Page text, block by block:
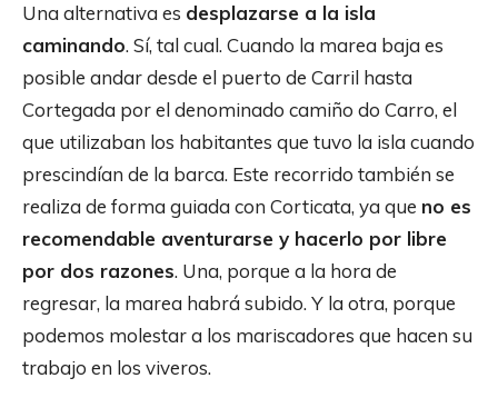
Una alternativa es desplazarse a la isla
caminando. Sí, tal cual. Cuando la marea baja es
posible andar desde el puerto de Carril hasta
Cortegada por el denominado camiño do Carro, el
que utilizaban los habitantes que tuvo la isla cuando
prescindían de la barca. Este recorrido también se
realiza de forma guiada con Corticata, ya que no es
recomendable aventurarse y hacerlo por libre
por dos razones. Una, porque a la hora de
regresar, la marea habrá subido. Y la otra, porque
podemos molestar a los mariscadores que hacen su
trabajo en los viveros.